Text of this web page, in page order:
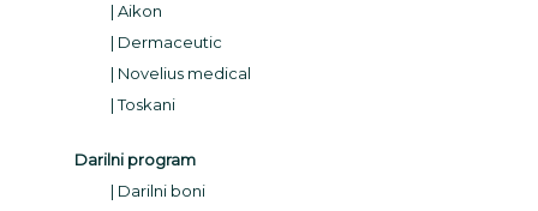
Aikon
Dermaceutic
Novelius medical
Toskani
Darilni program
Darilni boni